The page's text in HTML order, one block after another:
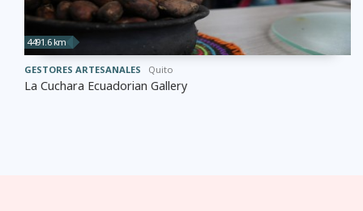
4491.6 km
GESTORES ARTESANALES Quito
La Cuchara Ecuadorian Gallery